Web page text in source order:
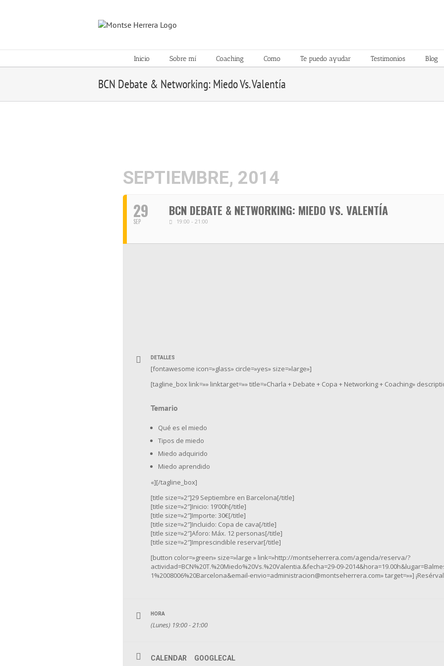
Inicio Sobre mí Coaching Como Te puedo ayudar Testimonios Blog
BCN Debate & Networking: Miedo Vs. Valentía
SEPTIEMBRE, 2014
29
SEP
BCN DEBATE & NETWORKING: MIEDO VS. VALENTÍA
19:00 - 21:00
DETALLES
[fontawesome icon=»glass» circle=»yes» size=»large»]
[tagline_box link=»» linktarget=»» title=»Charla + Debate + Copa + Networking + Coaching»
Temario
Qué es el miedo
Tipos de miedo
Miedo adquirido
Miedo aprendido
«][/tagline_box]
[title size=»2″]29 Septiembre en Barcelona[/title]
[title size=»2″]Inicio: 19’00h[/title]
[title size=»2″]Importe: 30€[/title]
[title size=»2″]Incluido: Copa de cava[/title]
[title size=»2″]Aforo: Máx. 12 personas[/title]
[title size=»2″]Imprescindible reservar[/title]
[button color=»green» size=»large » link=»http://montseherrera.com/agenda/reserva/?
actividad=BCN%20T.%20Miedo%20Vs.%20Valentia.&fecha=29-09-
1%2008006%20Barcelona&email-envio=administracion@montseherrera.com» target=»»]
HORA
(Lunes) 19:00 - 21:00
CALENDAR GOOGLECAL